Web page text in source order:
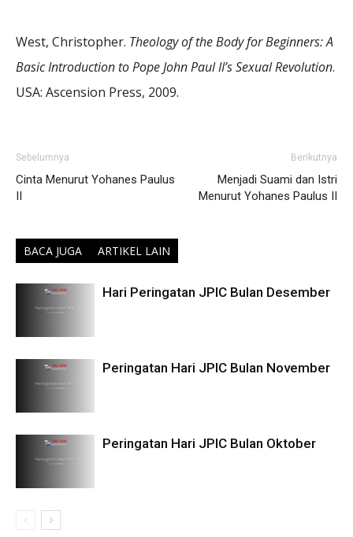
West, Christopher. Theology of the Body for Beginners: A
Basic Introduction to Pope John Paul II’s Sexual Revolution.
USA: Ascension Press, 2009.
Sebelumnya
Cinta Menurut Yohanes Paulus
II
Berikutnya
Menjadi Suami dan Istri
Menurut Yohanes Paulus II
BACA JUGA ARTIKEL LAIN
Hari Peringatan JPIC Bulan Desember
Peringatan Hari JPIC Bulan November
Peringatan Hari JPIC Bulan Oktober